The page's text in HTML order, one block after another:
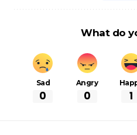
What do
Sad
0
Angry
0 1